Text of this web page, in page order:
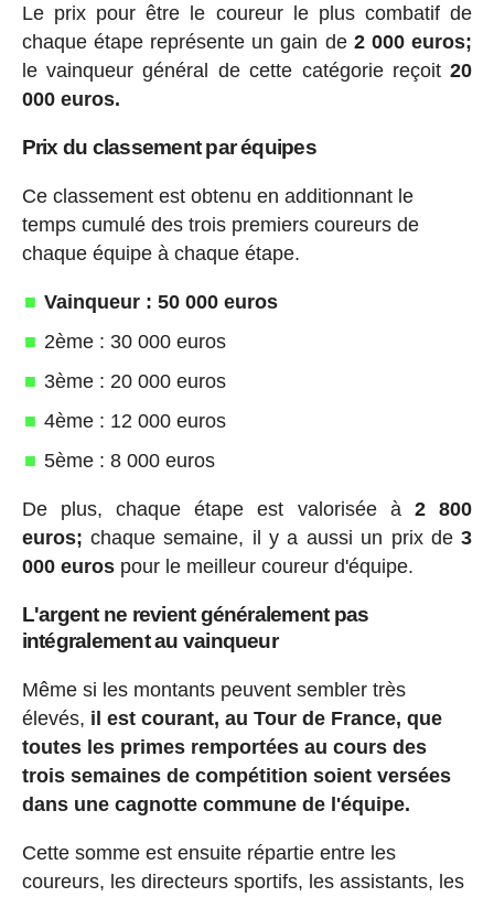
Le prix pour être le coureur le plus combatif de
chaque étape représente un gain de 2 000 euros;
le vainqueur général de cette catégorie reçoit20
000 euros.
Prix du classement par équipes
Ce classement est obtenu en additionnant le
temps cumulé des trois premiers coureurs de
chaque équipe à chaque étape.
Vainqueur : 50 000 euros
2ème : 30 000 euros
3ème : 20 000 euros
4ème : 12 000 euros
5ème : 8 000 euros
De plus, chaque étape est valorisée à2 800
euros; chaque semaine, il y a aussi un prix de3
000 eurospour le meilleur coureur d'équipe.
L'argent ne revient généralement pas
intégralement au vainqueur
Même si les montants peuvent sembler très
élevés, il est courant, au Tour de France, que
toutes les primes remportées au cours des
trois semaines de compétition soient versées
dans une cagnotte commune de l'équipe.
Cette somme est ensuite répartie entre les
coureurs, les directeurs sportifs, les assistants, les